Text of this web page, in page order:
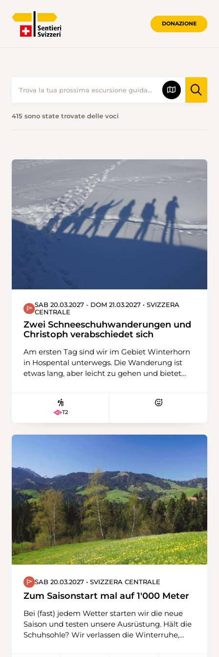
DONAZIONE
415 sono state trovate delle voci
SAB 20.03.2027 - DOM 21.03.2027 • SVIZZERA
CENTRALE
Zwei Schneeschuhwanderungen und
Christoph verabschiedet sich
Am ersten Tag sind wir im Gebiet Winterhorn
in Hospental unterwegs. Die Wanderung ist
etwas lang, aber leicht zu gehen und bietet
aber auch zum Gotthardpass und Pizzo
Centrale. Am zweiten Tag fahren wir mit dem
steigen wir auf den Hungerberg. Früher war
hier ein kleines Skigebiet, deren Skilifte seit
Panorama über das Goms und die Walliser
Berge ist grandios. Auf diesen beiden
Schneeschuhwanderungen verabschiedet sich
Christoph als Wanderleiter der Obwaldner
Wanderwege. Jetzt schon ein riesengrosses
Dankeschön für diesen super Einsatz.
T2
SAB 20.03.2027 • SVIZZERA CENTRALE
Zum Saisonstart mal auf 1'000 Meter
Bei (fast) jedem Wetter starten wir die neue
Saison und testen unsere Ausrüstung. Hält die
Schuhsohle? Wir verlassen die Winterruhe,